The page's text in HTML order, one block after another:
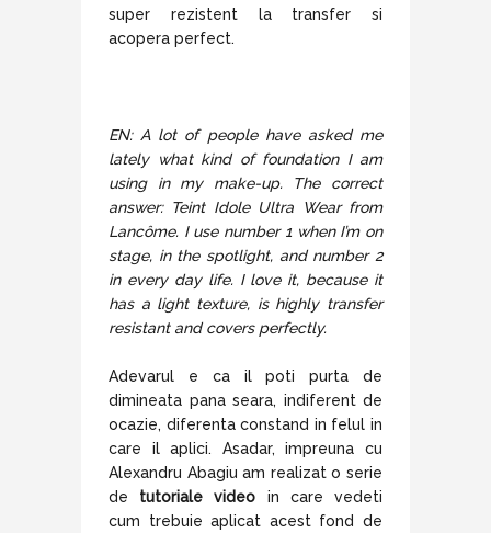
super rezistent la transfer si
acopera perfect.
EN: A lot of people have asked me
lately what kind of foundation I am
using in my make-up. The correct
answer: Teint Idole Ultra Wear from
Lancôme. I use number 1 when I’m on
stage, in the spotlight, and number 2
in every day life. I love it, because it
has a light texture, is highly transfer
resistant and covers perfectly.
Adevarul e ca il poti purta de
dimineata pana seara, indiferent de
ocazie, diferenta constand in felul in
care il aplici. Asadar, impreuna cu
Alexandru Abagiu am realizat o serie
de tutoriale video in care vedeti
cum trebuie aplicat acest fond de